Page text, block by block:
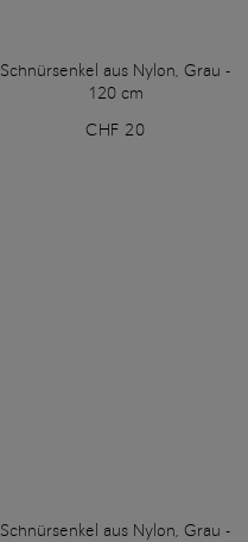
Schnürsenkel aus Nylon, Grau -
120 cm
CHF 20
Schnürsenkel aus Nylon, Grau -